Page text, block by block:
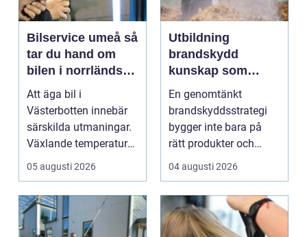
Bilservice umeå så
tar du hand om
bilen i norrländskt
klimat
Att äga bil i
Västerbotten innebär
särskilda utmaningar.
Växlande temperaturer,
vägsalt, grus, snösl...
05 augusti 2026
Utbildning
brandskydd
kunskap som
räddar liv och
skyddar
verksamheter
En genomtänkt
brandskyddsstrategi
bygger inte bara på
rätt produkter och
installationer. Den
bygger ...
04 augusti 2026